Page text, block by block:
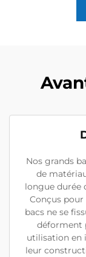
Nos grands
de
longue durée
Conçus
bacs ne se
déforment
utilisation en
leur